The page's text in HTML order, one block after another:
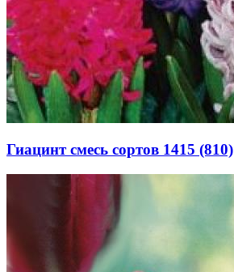
Гиацинт смесь сортов 1415 (810)